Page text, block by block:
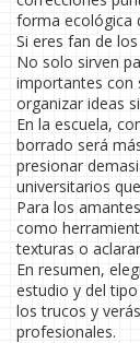
forma ecológica
Si eres fan de
No solo sirven
importantes con
organizar ideas
En la escuela,
borrado será
presionar
universitarios
Para los
como
texturas o
En resumen,
estudio y del
los trucos y
profesionales.